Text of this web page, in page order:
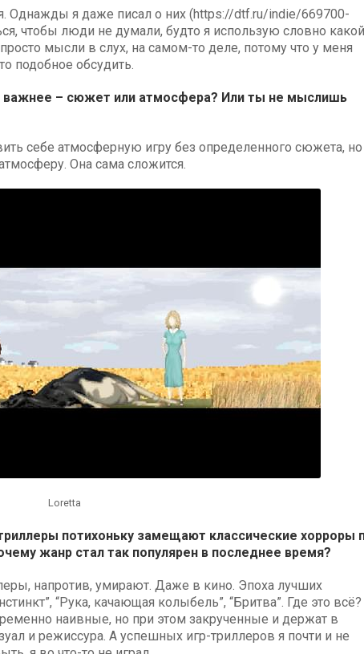
Однажды я даже писал о них (https://dtf.ru/indie/669700-
чтобы люди не думали, будто я использую словно
мысли в слух, на самом-то деле, потому что у меня
подобное обсудить.
важнее – сюжет или атмосфера? Или ты не мыслишь
себе атмосферную игру без определенного сюжета, но
Она сама сложится.
Loretta
потихоньку замещают классические хорроры
жанр стал так популярен в последнее время?
напротив, умирают. Даже в кино. Эпоха лучших
“Рука, качающая колыбель”, “Бритва”. Где это всё?
наивные, но при этом закрученные и держат в
и режиссура. А успешных игр-триллеров я почти и не